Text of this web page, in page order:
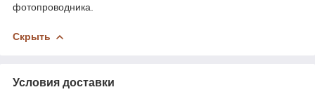
фотопроводника.
Скрыть
Условия доставки